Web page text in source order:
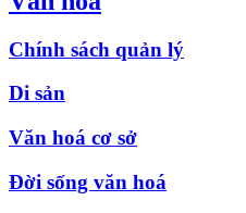
Chính sách quản lý
Di sản
Văn hoá cơ sở
Đời sống văn hoá